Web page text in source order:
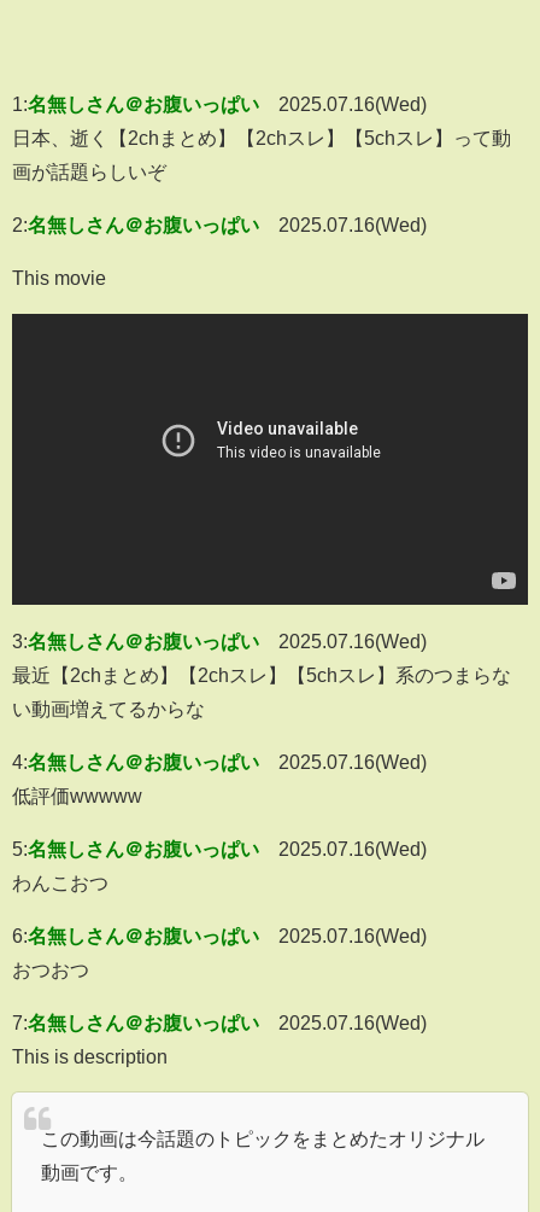
1:名無しさん＠お腹いっぱい
2025.07.16(Wed)
日本、逝く【2chまとめ】【2chスレ】【5chスレ】って動
画が話題らしいぞ
2:名無しさん＠お腹いっぱい 2025.07.16(Wed)
This movie
3:名無しさん＠お腹いっぱい
2025.07.16(Wed)
最近【2chまとめ】【2chスレ】【5chスレ】系のつまらな
い動画増えてるからな
4:名無しさん＠お腹いっぱい
2025.07.16(Wed)
低評価wwwww
5:名無しさん＠お腹いっぱい
2025.07.16(Wed)
わんこおつ
6:名無しさん＠お腹いっぱい
2025.07.16(Wed)
おつおつ
7:名無しさん＠お腹いっぱい
2025.07.16(Wed)
This is description
この動画は今話題のトピックをまとめたオリジナル
動画です。